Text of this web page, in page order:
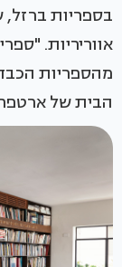
בספריות
אווריריות.
מהספריות
הבית של